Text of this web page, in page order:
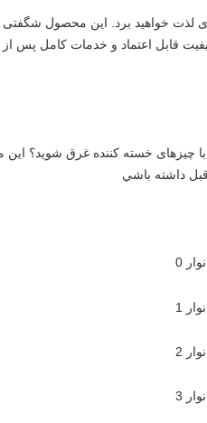
داشته باشي